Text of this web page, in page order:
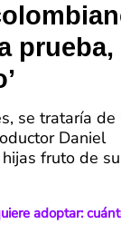
prueba,
se trataría de
Daniel
fruto de su
adoptar: